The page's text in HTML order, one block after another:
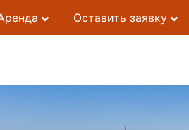
Оставить заявку